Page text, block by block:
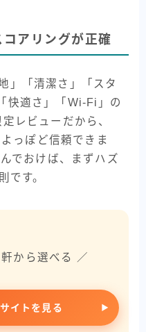
アリングが正確
」「清潔さ」「スタ
快適さ」「Wi-Fi」の
レビューだから、
っぽど信頼できま
でおけば、まずハズ
です。
から選べる ／
イトを見る